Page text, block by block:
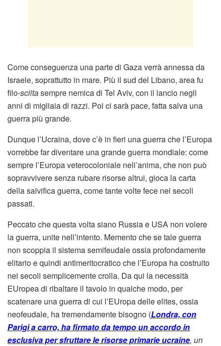
Come conseguenza una parte di Gaza verrà annessa da
Israele, soprattutto in mare. Più il sud del Libano, area fu
filo-sciitasempre nemica di Tel Aviv, con il lancio negli
anni di migliaia di razzi. Poi ci sarà pace, fatta salva una
guerra più grande.
Dunque l’Ucraina, dove c’è in fieri una guerra che l’Europa
vorrebbe far diventare una grande guerra mondiale: come
sempre l’Europa veterocoloniale nell’anima, che non può
sopravvivere senza rubare risorse altrui, gioca la carta
della salvifica guerra, come tante volte fece nei secoli
passati.
Peccato che questa volta siano Russia e USA non volere
la guerra, unite nell’intento. Memento che se tale guerra
non scoppia il sistema semifeudale ossia profondamente
elitario e quindi antimeritocratico che l’Europa ha costruito
nei secoli semplicemente crolla. Da qui la necessità
EUropea di ribaltare il tavolo in qualche modo, per
scatenare una guerra di cui l’EUropa delle elites, ossia
neofeudale, ha tremendamente bisogno (Londra, con
Parigi a carro, ha firmato da tempo un accordo in
esclusiva per sfruttare le risorse primarie ucraine, un